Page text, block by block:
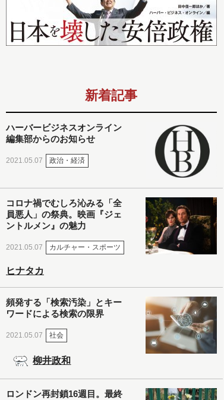
新着記事
ハーバービジネスオンライン
編集部からのお知らせ
2021.05.07 政治・経済
コロナ禍でむしろ沁みる「全
員悪人」の祭典。映画『ジェ
ントルメン』の魅力
2021.05.07 カルチャー・スポーツ
ヒナタカ
頻発する「検索汚染」とキー
ワードによる検索の限界
2021.05.07 社会
柳井政和
ロンドン再封鎖16週目。最終